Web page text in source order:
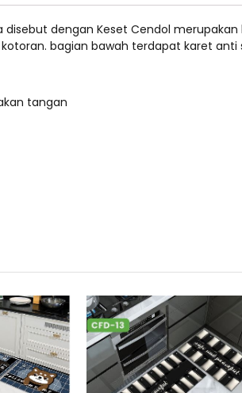
dengan Keset Cendol
bagian bawah terdapat karet anti
tangan